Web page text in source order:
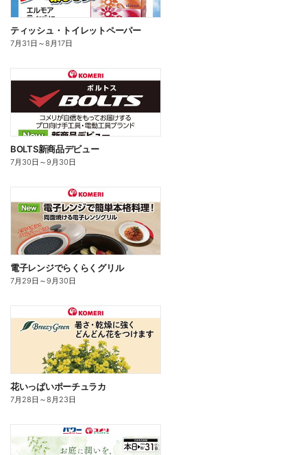
ティッシュ・トイレットペーパー
7月31日 ～8月17日
BOLTS新商品デビュー
7月30日 ～9月30日
電子レンジでらくらくグリル
7月29日 ～9月30日
花いっぱいポーチュラカ
7月28日 ～8月23日